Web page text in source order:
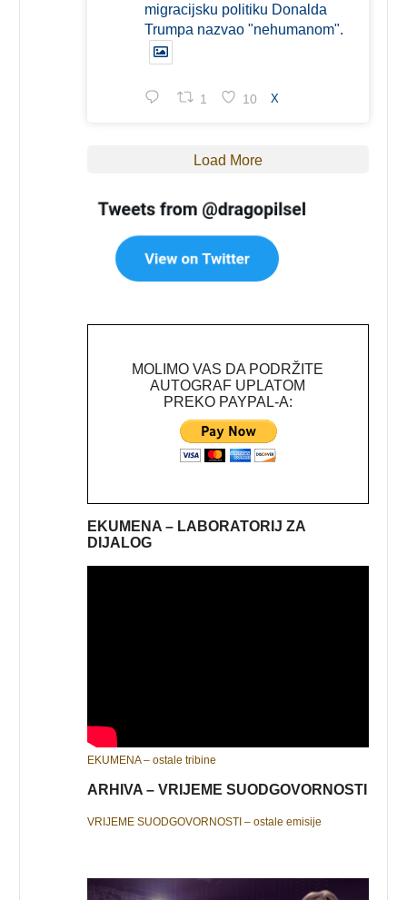
migracijsku politiku Donalda
Trumpa nazvao "nehumanom".
1 10 X
Load More
MOLIMO VAS DA PODRŽITE
AUTOGRAF UPLATOM
PREKO PAYPAL-A:
EKUMENA – LABORATORIJ ZA
DIJALOG
EKUMENA – ostale tribine
ARHIVA – VRIJEME SUODGOVORNOSTI
VRIJEME SUODGOVORNOSTI – ostale emisije